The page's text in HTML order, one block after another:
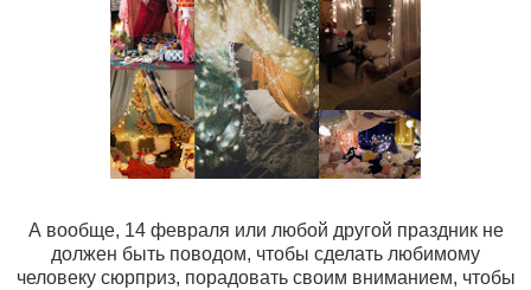
А вообще, 14 февраля или любой другой праздник не
должен быть поводом, чтобы сделать любимому
человеку сюрприз, порадовать своим вниманием, чтобы